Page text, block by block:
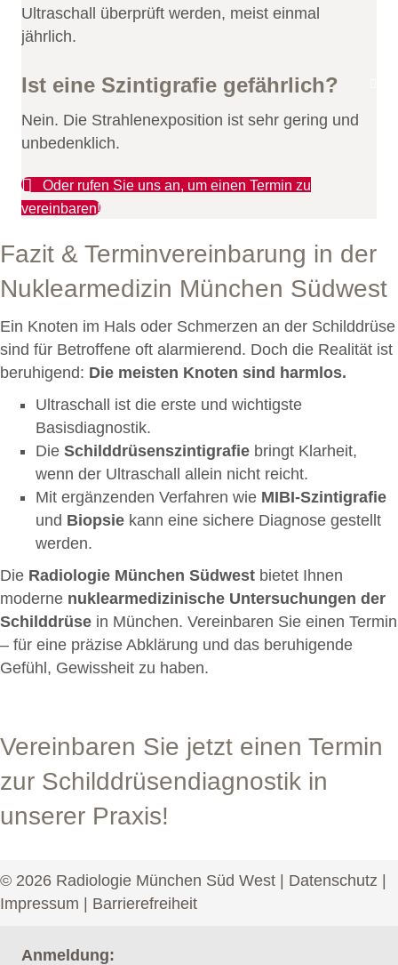
Ultraschall überprüft werden, meist einmal
jährlich.
Ist eine Szintigrafie gefährlich?
Nein. Die Strahlenexposition ist sehr gering und
unbedenklich.
Oder rufen Sie uns an, um einen Termin zu
vereinbaren!
Fazit & Terminvereinbarung in der
Nuklearmedizin München Südwest
Ein Knoten im Hals oder Schmerzen an der Schilddrüse
sind für Betroffene oft alarmierend. Doch die Realität ist
beruhigend: Die meisten Knoten sind harmlos.
Ultraschall ist die erste und wichtigste
Basisdiagnostik.
Die Schilddrüsenszintigrafie bringt Klarheit,
wenn der Ultraschall allein nicht reicht.
Mit ergänzenden Verfahren wie MIBI-Szintigrafie
und Biopsie kann eine sichere Diagnose gestellt
werden.
Die Radiologie München Südwest bietet Ihnen
moderne nuklearmedizinische Untersuchungen der
Schilddrüse in München. Vereinbaren Sie einen Termin
– für eine präzise Abklärung und das beruhigende
Gefühl, Gewissheit zu haben.
Vereinbaren Sie jetzt einen Termin
zur Schilddrüsendiagnostik in
unserer Praxis!
© 2026 Radiologie München Süd West | Datenschutz |
Impressum | Barrierefreiheit
Anmeldung: